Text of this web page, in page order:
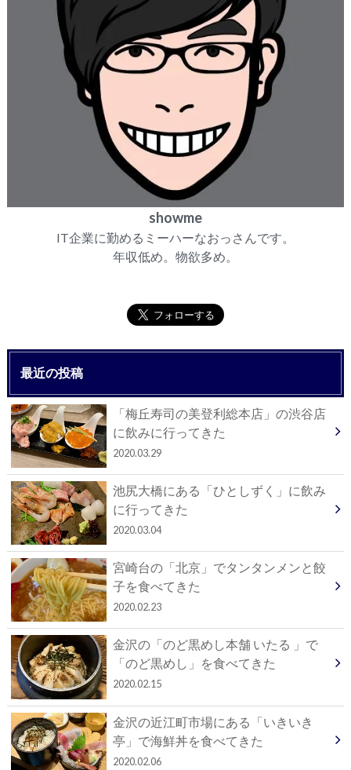
showme
IT企業に勤めるミーハーなおっさんです。
年収低め。物欲多め。
最近の投稿
「梅丘寿司の美登利総本店」の渋谷店
に飲みに行ってきた
2020.03.29
池尻大橋にある「ひとしずく」に飲み
に行ってきた
2020.03.04
宮崎台の「北京」でタンタンメンと餃
子を食べてきた
2020.02.23
金沢の「のど黒めし本舗 いたる 」で
「のど黒めし」を食べてきた
2020.02.15
金沢の近江町市場にある「いきいき
亭」で海鮮丼を食べてきた
2020.02.06